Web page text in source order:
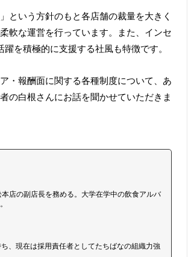
という方針のもと各店舗の裁量を大きく
軟な運営を行っています。また、インセ
を積極的に支援する社風も特徴です。
・報酬面に関する各種制度について、あ
の白根さんにお話を聞かせていただきま
店の副店長を務める。大学在学中の飲食アルバ
、現在は採用責任者としてたちばなの組織力強